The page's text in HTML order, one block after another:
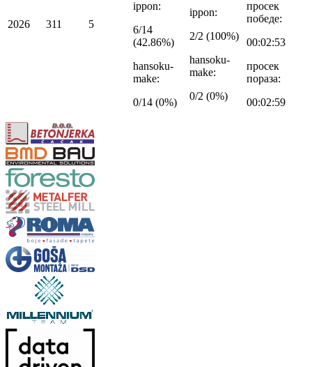
2026 311 5
ippon:
6/14
(42.86%)
hansoku-
make:
0/14 (0%)
ippon:
2/2 (100%)
hansoku-
make:
0/2 (0%)
просек
победе:
00:02:53
просек
пораза:
00:02:59